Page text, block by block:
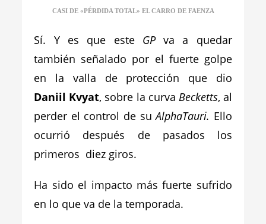
CASI DE «PÉRDIDA TOTAL» EL CARRO DE FAENZA
Sí. Y es que este GPva a quedar
también señalado por el fuerte golpe
en la valla de protección que dio
Daniil Kvyat, sobre la curva Becketts, al
perder el control de suAlphaTauri. Ello
ocurrió después de pasados los
primeros diez giros.
Ha sido el impacto más fuerte sufrido
en lo que va de la temporada.